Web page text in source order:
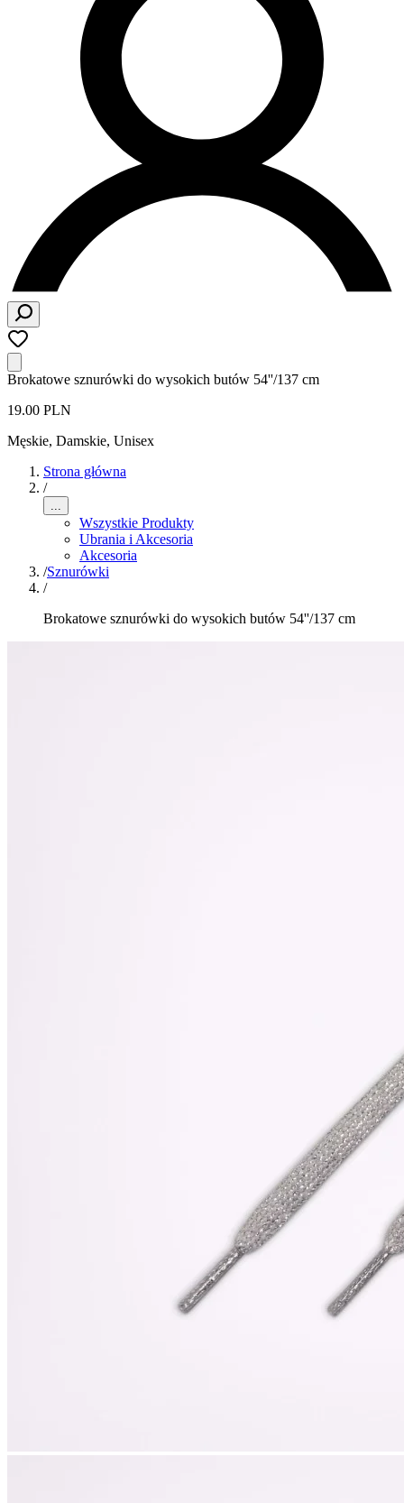
Brokatowe sznurówki do wysokich butów 54''/137 cm
19.00 PLN
Męskie, Damskie, Unisex
Strona główna
/
...
Wszystkie Produkty
Ubrania i Akcesoria
Akcesoria
/Sznurówki
/
Brokatowe sznurówki do wysokich butów 54''/137 cm